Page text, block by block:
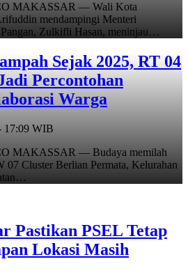
MAKASSAR — Wali Kota
mendampingi Menteri
Zulkifli Hasan, meninjau…
Sejak 2025, RT 04
Percontohan
Warga
17:09 WIB
MAKASSAR — Budaya memilah
07 Cluster Berlian Permata, Kelurahan
Pastikan PSEL Tetap
Lokasi Masih